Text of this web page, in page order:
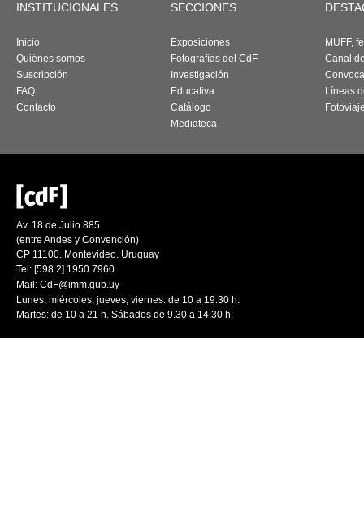
INSTITUCIONALES SECCIONES
Inicio
Quiénes somos
Suscripción
FAQ
Contacto
Exposiciones
Fotografías del CdF
Investigación
Educativa
Catálogo
Mediateca
MUFF,
Canal
Líneas
Av. 18 de Julio 885
(entre Andes y Convención)
CP 11100. Montevideo. Uruguay
Tel: [598 2] 1950 7960
Mail: CdF@imm.gub.uy
Lunes, miércoles, jueves, viernes: de 10 a 19.30 h.
Martes: de 10 a 21 h. Sábados de 9.30 a 14.30 h.